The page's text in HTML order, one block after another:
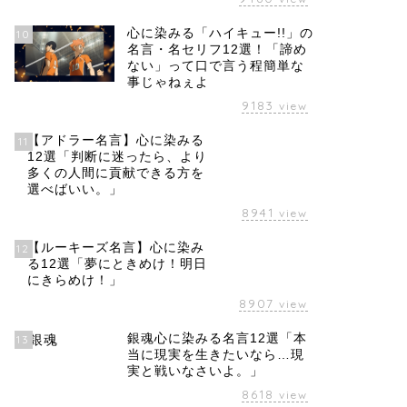
10
心に染みる「ハイキュー!!」の
名言・名セリフ12選！「諦め
ない」って口で言う程簡単な
事じゃねぇよ
9183 view
11 【アドラー名言】心に染みる
12選「判断に迷ったら、より
多くの人間に貢献できる方を
選べばいい。」
8941 view
12【ルーキーズ名言】心に染み
る12選「夢にときめけ！明日
にきらめけ！」
8907 view
13
銀魂心に染みる名言12選「本
当に現実を生きたいなら…現
実と戦いなさいよ。」
8618 view